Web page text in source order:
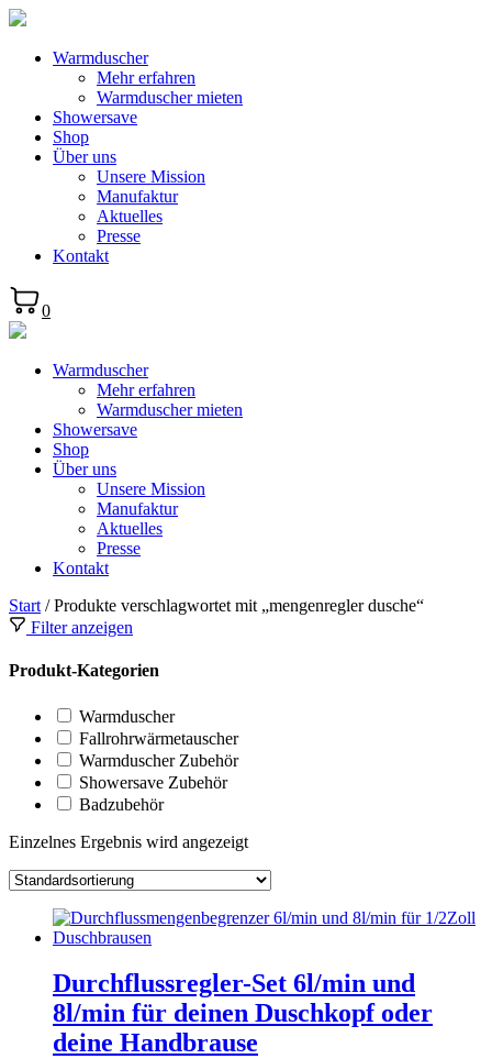
Warmduscher
Mehr erfahren
Warmduscher mieten
Showersave
Shop
Über uns
Unsere Mission
Manufaktur
Aktuelles
Presse
Kontakt
0
Warmduscher
Mehr erfahren
Warmduscher mieten
Showersave
Shop
Über uns
Unsere Mission
Manufaktur
Aktuelles
Presse
Kontakt
Start / Produkte verschlagwortet mit „mengenregler dusche“
Filter anzeigen
Produkt-Kategorien
Warmduscher
Fallrohrwärmetauscher
Warmduscher Zubehör
Showersave Zubehör
Badzubehör
Einzelnes Ergebnis wird angezeigt
Durchflussregler-Set 6l/min und
8l/min für deinen Duschkopf oder
deine Handbrause